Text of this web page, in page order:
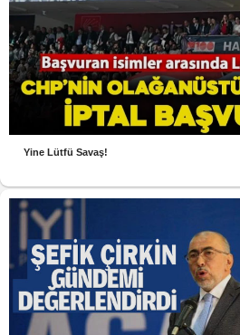
Yine Lütfü Savaş!